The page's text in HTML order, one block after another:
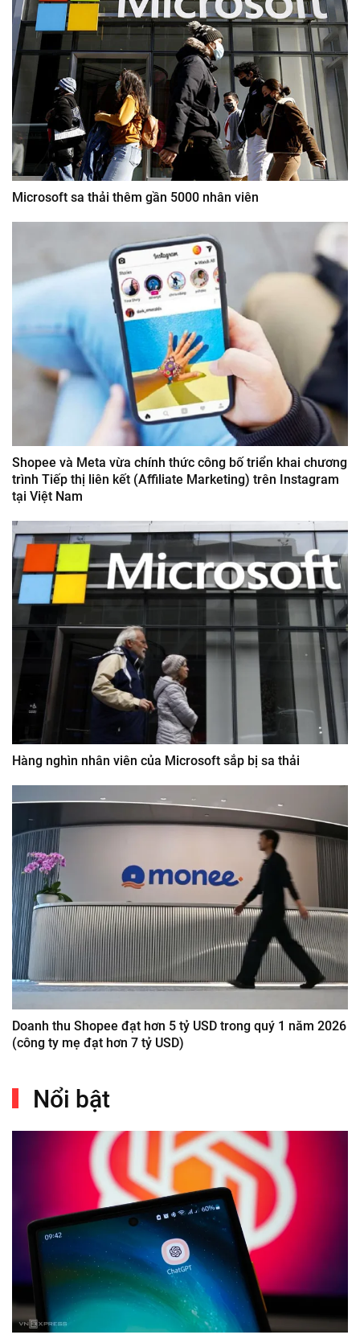
Microsoft sa thải thêm gần 5000 nhân viên
Shopee và Meta vừa chính thức công bố triển khai chương
trình Tiếp thị liên kết (Affiliate Marketing) trên Instagram
tại Việt Nam
Hàng nghìn nhân viên của Microsoft sắp bị sa thải
Doanh thu Shopee đạt hơn 5 tỷ USD trong quý 1 năm 2026
(công ty mẹ đạt hơn 7 tỷ USD)
Nổi bật